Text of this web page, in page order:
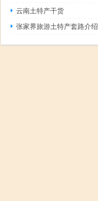
云南土特产干货
张家界旅游土特产套路介绍